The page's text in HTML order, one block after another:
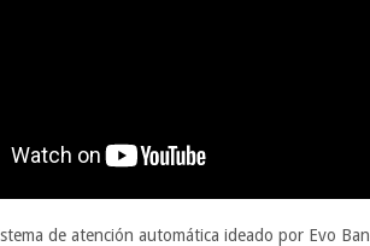
de atención automática ideado por Evo